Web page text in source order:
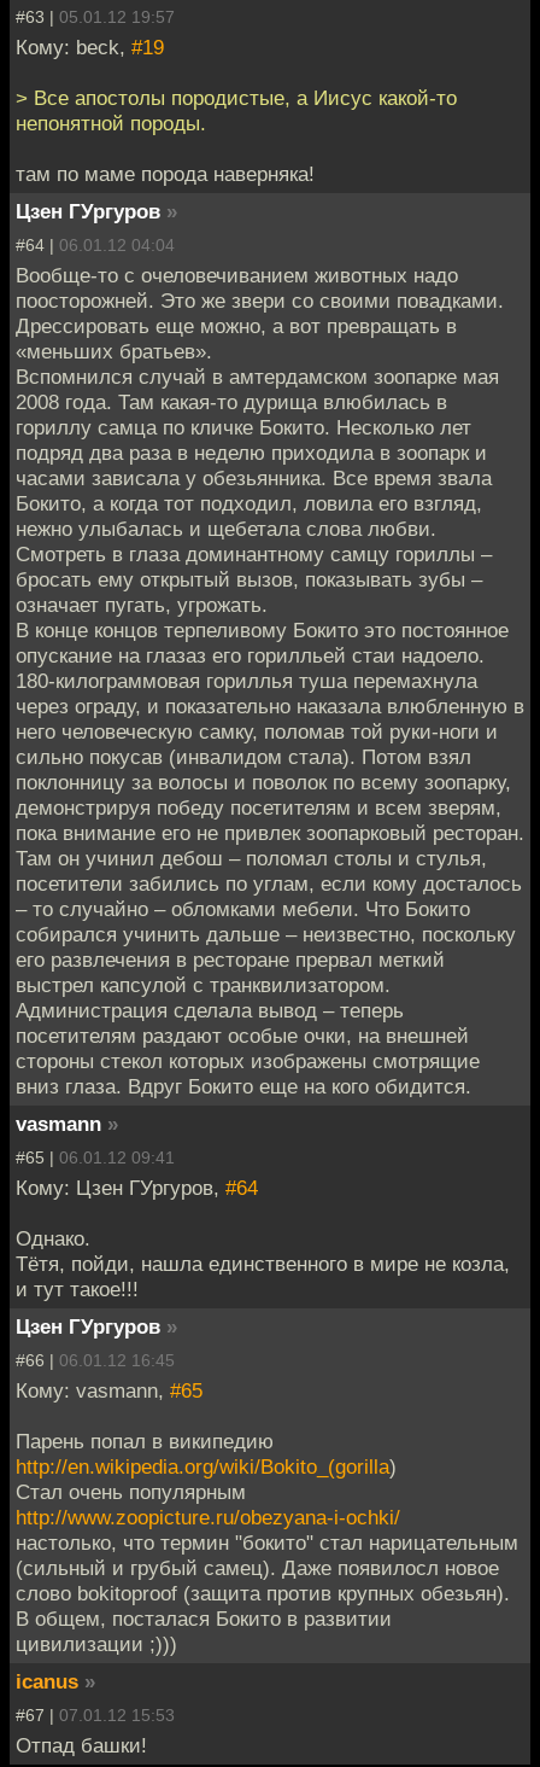
#63 | 05.01.12 19:57
Кому: beck, #19
> Все апостолы породистые, а Иисус какой-то
непонятной породы.
там по маме порода наверняка!
Цзен ГУргуров »
#64 | 06.01.12 04:04
Вообще-то с очеловечиванием животных надо
поосторожней. Это же звери со своими повадками.
Дрессировать еще можно, а вот превращать в
«меньших братьев».
Вспомнился случай в амтердамском зоопарке мая
2008 года. Там какая-то дурища влюбилась в
гориллу самца по кличке Бокито. Несколько лет
подряд два раза в неделю приходила в зоопарк и
часами зависала у обезьянника. Все время звала
Бокито, а когда тот подходил, ловила его взгляд,
нежно улыбалась и щебетала слова любви.
Смотреть в глаза доминантному самцу гориллы –
бросать ему открытый вызов, показывать зубы –
означает пугать, угрожать.
В конце концов терпеливому Бокито это постоянное
опускание на глазаз его горилльей стаи надоело.
180-килограммовая гориллья туша перемахнула
через ограду, и показательно наказала влюбленную в
него человеческую самку, поломав той руки-ноги и
сильно покусав (инвалидом стала). Потом взял
поклонницу за волосы и поволок по всему зоопарку,
демонстрируя победу посетителям и всем зверям,
пока внимание его не привлек зоопарковый ресторан.
Там он учинил дебош – поломал столы и стулья,
посетители забились по углам, если кому досталось
– то случайно – обломками мебели. Что Бокито
собирался учинить дальше – неизвестно, поскольку
его развлечения в ресторане прервал меткий
выстрел капсулой с транквилизатором.
Администрация сделала вывод – теперь
посетителям раздают особые очки, на внешней
стороны стекол которых изображены смотрящие
вниз глаза. Вдруг Бокито еще на кого обидится.
vasmann »
#65 | 06.01.12 09:41
Кому: Цзен ГУргуров, #64
Однако.
Тётя, пойди, нашла единственного в мире не козла,
и тут такое!!!
Цзен ГУргуров »
#66 | 06.01.12 16:45
Кому: vasmann, #65
Парень попал в википедию
http://en.wikipedia.org/wiki/Bokito_(gorilla)
Стал очень популярным
http://www.zoopicture.ru/obezyana-i-ochki/
настолько, что термин "бокито" стал нарицательным
(сильный и грубый самец). Даже появилосл новое
слово bokitoproof (защита против крупных обезьян).
В общем, посталася Бокито в развитии
цивилизации ;)))
icanus »
#67 | 07.01.12 15:53
Отпад башки!